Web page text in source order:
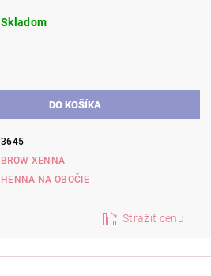
Skladom
3645
BROW XENNA
HENNA NA OBOČIE
Strážiť cenu